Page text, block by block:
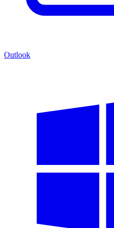
Outlook